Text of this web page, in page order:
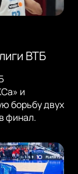
ВТБ
и
борьбу двух
финал.